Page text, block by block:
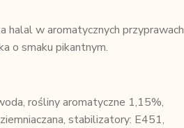
halal w aromatycznych przyprawach
o smaku pikantnym.
rośliny aromatyczne 1,15%,
stabilizatory: E451,